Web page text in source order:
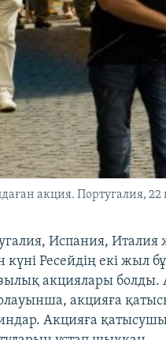
акция. Португалия,
Испания, Италия
күні Ресейдің екі
акциялары
акцияға
Акцияға